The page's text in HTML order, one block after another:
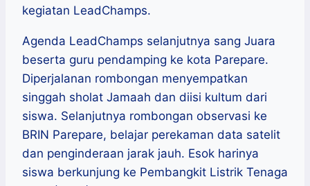
kegiatan LeadChamps.
Agenda LeadChamps selanjutnya sang Juara
beserta guru pendamping ke kota Parepare.
Diperjalanan rombongan menyempatkan
singgah sholat Jamaah dan diisi kultum dari
siswa. Selanjutnya rombongan observasi ke
BRIN Parepare, belajar perekaman data satelit
dan penginderaan jarak jauh. Esok harinya
siswa berkunjung ke Pembangkit Listrik Tenaga